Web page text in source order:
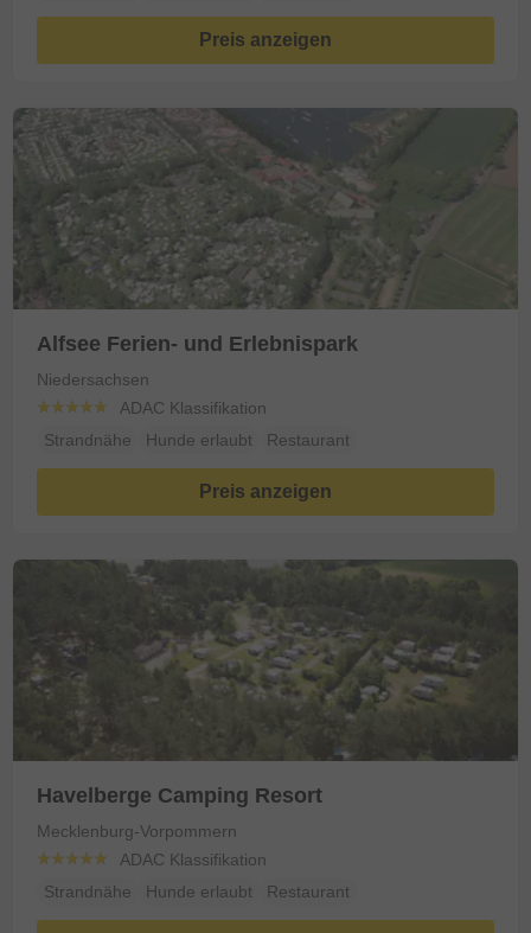
Preis anzeigen
Alfsee Ferien- und Erlebnispark
Niedersachsen
ADAC Klassifikation
Strandnähe
Hunde erlaubt Restaurant
Preis anzeigen
Havelberge Camping Resort
Mecklenburg-Vorpommern
ADAC Klassifikation
Strandnähe
Hunde erlaubt Restaurant